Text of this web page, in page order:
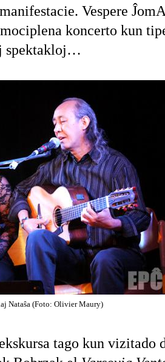
Vespere
koncerto kun
spektakloj…
Nataŝa (Foto: Olivier Maury)
tago kun vizitado